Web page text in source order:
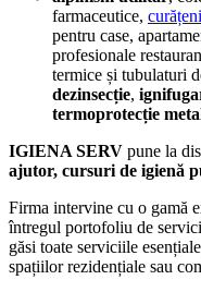
farmaceutice,
pentru case,
profesionale
termice și tubulaturi
dezinsecție,
termoprotecție
IGIENA SERV pune la
ajutor, cursuri de igienă
Firma intervine cu o gamă
întregul portofoliu de
găsi toate serviciile
spațiilor rezidențiale sau